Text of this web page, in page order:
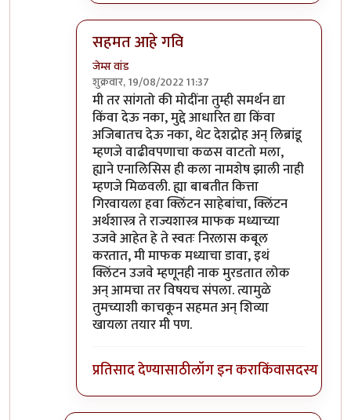
सहमत आहे गवि
जेम्स वांड
शुक्रवार, 19/08/2022 11:37
In reply toविरोधात वैयक्तिक पण नाहीby
मी तर सांगतो की मोदींना तुम्ही समर्थन द्या
किंवा देऊ नका, मुद्दे आधारित द्या किंवा
अजिबातच देऊ नका, थेट देशद्रोह अन् लिब्रांडू
म्हणजे वाढीवपणाचा कळस वाटतो मला,
ह्याने एनालिसिस ही कला नामशेष झाली नाही
म्हणजे मिळवली. ह्या बाबतीत कित्ता
गिरवायला हवा क्लिंटन साहेबांचा, क्लिंटन
अर्थशास्त्र ते राज्यशास्त्र माफक मध्याच्या
उजवे आहेत हे ते स्वतः निरलास कबूल
करतात, मी माफक मध्याचा डावा, इथं
क्लिंटन उजवे म्हणूनही नाक मुरडतात लोक
अन् आमचा तर विषयच संपला. त्यामुळे
तुमच्याशी काचकून सहमत अन् शिव्या
खायला तयार मी पण.
प्रतिसाद देण्यासाठीलॉग इन कराकिंवासदस्य व्हा